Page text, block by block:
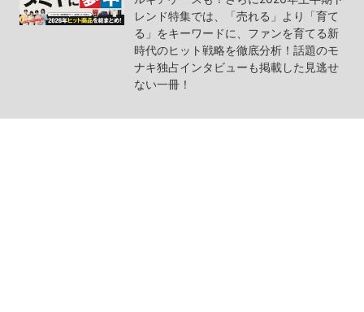
レンド特集では、「売れる」より「育て
る」をキーワードに、ファンを育てる新
時代のヒット戦略を徹底分析！話題のモ
ナキ独占インタビューも掲載した見逃せ
ない一冊！